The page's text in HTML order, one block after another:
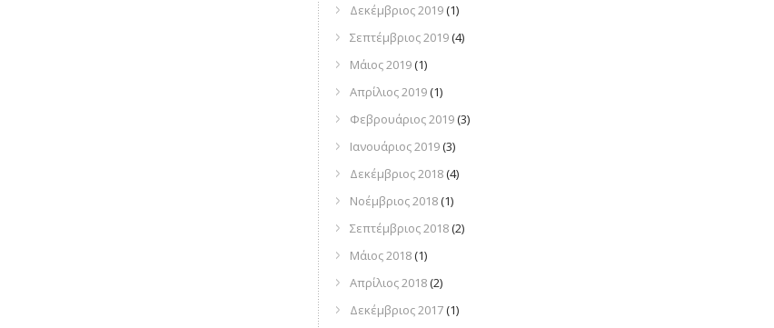
Δεκέμβριος 2019(1)
Σεπτέμβριος 2019(4)
Μάιος 2019(1)
Απρίλιος 2019(1)
Φεβρουάριος 2019(3)
Ιανουάριος 2019(3)
Δεκέμβριος 2018(4)
Νοέμβριος 2018(1)
Σεπτέμβριος 2018(2)
Μάιος 2018(1)
Απρίλιος 2018(2)
Δεκέμβριος 2017(1)